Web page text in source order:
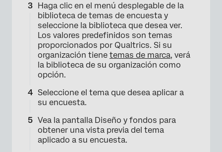
Haga clic en el menú desplegable de la
biblioteca de temas de encuesta y
seleccione la biblioteca que desea ver.
Los valores predefinidos son temas
proporcionados por Qualtrics. Si su
organización tiene temas de marca, verá
la biblioteca de su organización como
opción.
Seleccione el tema que desea aplicar a
su encuesta.
Vea la pantalla Diseño y fondos para
obtener una vista previa del tema
aplicado a su encuesta.